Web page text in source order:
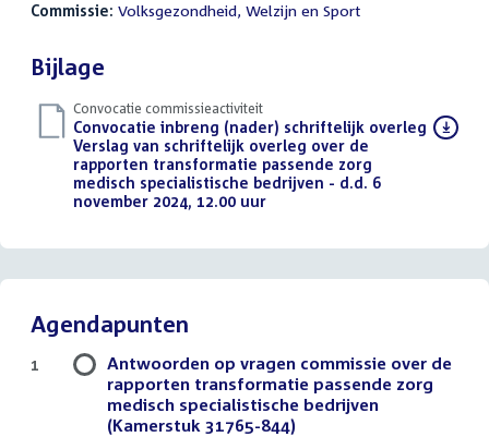
Commissie: Volksgezondheid, Welzijn en Sport
Bijlage
Convocatie commissieactiviteit
Download
bestand:
Convocatie inbreng (nader) schriftelijk overleg
Verslag van schriftelijk overleg over de
rapporten transformatie passende zorg
medisch specialistische bedrijven - d.d. 6
november 2024, 12.00 uur(PDF)
Agendapunten
Antwoorden op vragen commissie over de
rapporten transformatie passende zorg
medisch specialistische bedrijven
(Kamerstuk 31765-844)
1